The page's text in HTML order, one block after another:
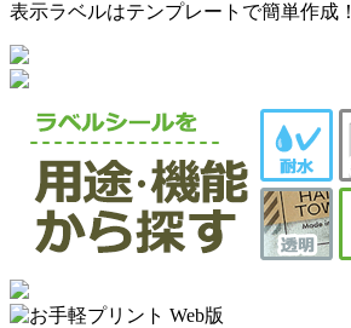
表示ラベルはテンプレートで簡単作成！